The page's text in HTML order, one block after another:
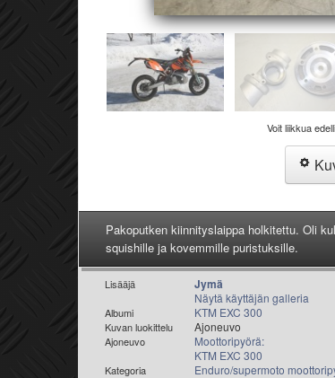
Voit liikkua
Pakoputken kiinnityslaippa holkitettu. Oli
squishille ja kovemmille puristuksille.
Lisääjä Jymä
Näytä käyttäjän galleria
Albumi KTM EXC 300
Kuvan luokittelu Ajoneuvo
Ajoneuvo
Moottoripyörä:
KTM EXC 300
Kategoria Enduro/supermoto